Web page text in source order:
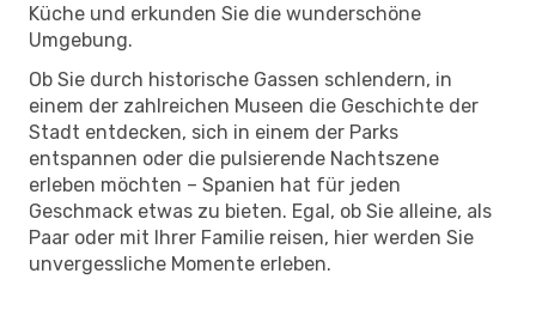
Küche und erkunden Sie die wunderschöne
Umgebung.
Ob Sie durch historische Gassen schlendern, in
einem der zahlreichen Museen die Geschichte der
Stadt entdecken, sich in einem der Parks
entspannen oder die pulsierende Nachtszene
erleben möchten – Spanien hat für jeden
Geschmack etwas zu bieten. Egal, ob Sie alleine, als
Paar oder mit Ihrer Familie reisen, hier werden Sie
unvergessliche Momente erleben.